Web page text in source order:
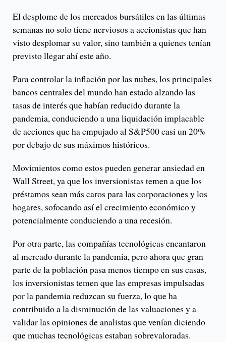
El desplome de los mercados bursátiles en las últimas
semanas no solo tiene nerviosos a accionistas que han
visto desplomar su valor, sino también a quienes tenían
previsto llegar ahí este año.
Para controlar la inflación por las nubes, los principales
bancos centrales del mundo han estado alzando las
tasas de interés que habían reducido durante la
pandemia, conduciendo a una liquidación implacable
de acciones que ha empujado al S&P500 casi un 20%
por debajo de sus máximos históricos.
Movimientos como estos pueden generar ansiedad en
Wall Street, ya que los inversionistas temen a que los
préstamos sean más caros para las corporaciones y los
hogares, sofocando así el crecimiento económico y
potencialmente conduciendo a una recesión.
Por otra parte, las compañías tecnológicas encantaron
al mercado durante la pandemia, pero ahora que gran
parte de la población pasa menos tiempo en sus casas,
los inversionistas temen que las empresas impulsadas
por la pandemia reduzcan su fuerza, lo que ha
contribuido a la disminución de las valuaciones y a
validar las opiniones de analistas que venían diciendo
que muchas tecnológicas estaban sobrevaloradas.